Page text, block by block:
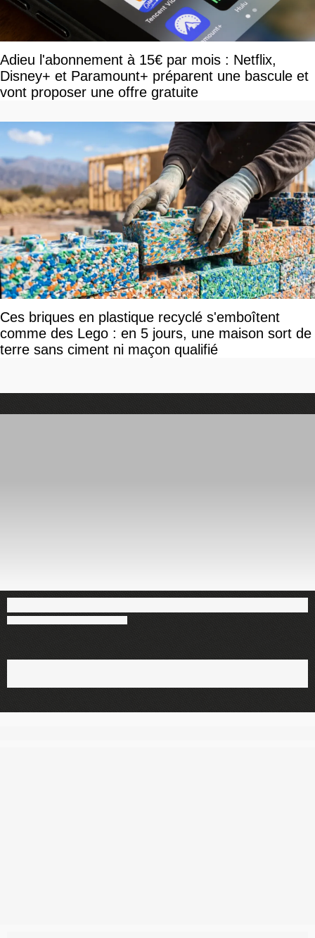
Adieu l'abonnement à 15€ par mois : Netflix,
Disney+ et Paramount+ préparent une bascule et
vont proposer une offre gratuite
Ces briques en plastique recyclé s'emboîtent
comme des Lego : en 5 jours, une maison sort de
terre sans ciment ni maçon qualifié